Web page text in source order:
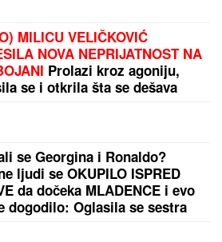
PAKAO U
Opsadno stanje na
NA SVE STRANE: Drama